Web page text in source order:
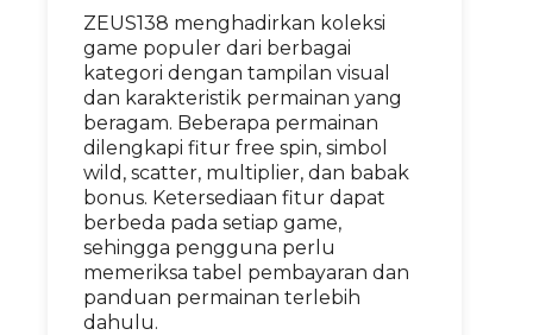
ZEUS138 menghadirkan koleksi
game populer dari berbagai
kategori dengan tampilan visual
dan karakteristik permainan yang
beragam. Beberapa permainan
dilengkapi fitur free spin, simbol
wild, scatter, multiplier, dan babak
bonus. Ketersediaan fitur dapat
berbeda pada setiap game,
sehingga pengguna perlu
memeriksa tabel pembayaran dan
panduan permainan terlebih
dahulu.